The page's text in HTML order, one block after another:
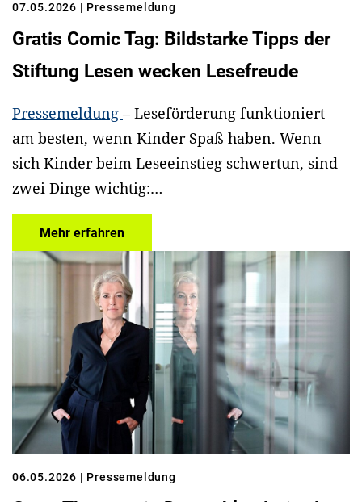
07.05.2026 | Pressemeldung
Gratis Comic Tag: Bildstarke Tipps der
Stiftung Lesen wecken Lesefreude
Pressemeldung– Leseförderung funktioniert
am besten, wenn Kinder Spaß haben. Wenn
sich Kinder beim Leseeinstieg schwertun, sind
zwei Dinge wichtig:…
Mehr erfahren
06.05.2026 | Pressemeldung